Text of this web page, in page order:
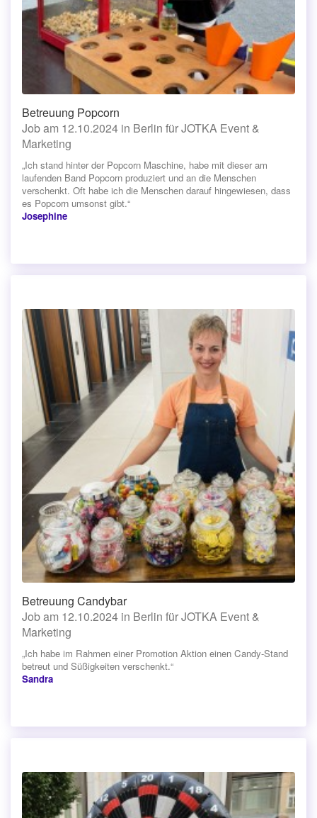
Betreuung Popcorn
Job am 12.10.2024 in Berlin für JOTKA Event &
Marketing
„Ich stand hinter der Popcorn Maschine, habe mit dieser am
laufenden Band Popcorn produziert und an die Menschen
verschenkt. Oft habe ich die Menschen darauf hingewiesen, dass
es Popcorn umsonst gibt.“
Josephine
Betreuung Candybar
Job am 12.10.2024 in Berlin für JOTKA Event &
Marketing
„Ich habe im Rahmen einer Promotion Aktion einen Candy-Stand
betreut und Süßigkeiten verschenkt.“
Sandra